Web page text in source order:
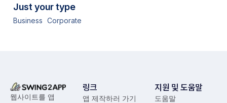
Just your type
Business Corporate
웹사이트를 앱
링크
앱 제작하러 가기
지원 및 도움말
도움말